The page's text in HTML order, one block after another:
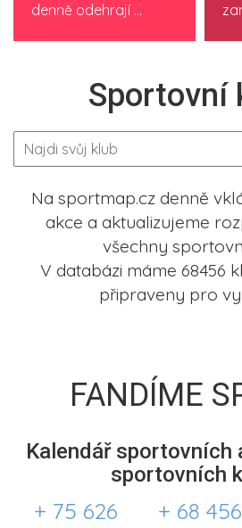
denně odehrají ...
Sportovní
Na sportmap.cz denně
akce a aktualizujeme
všechny
V databázi máme 68456
připraveny pro
FANDÍME
Kalendář sportovních
sportovních
+ 75 626 + 68 456